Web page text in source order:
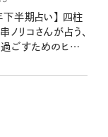
下半期占い】 四柱
ノリコさんが占う、
ごすためのヒント